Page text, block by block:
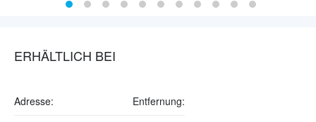
ERHÄLTLICH BEI
Adresse: Entfernung: